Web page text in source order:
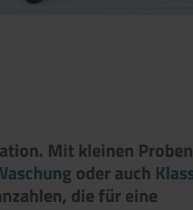
Mit kleinen
oder auch
die für eine